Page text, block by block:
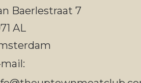
Baerlestraat 7
AL